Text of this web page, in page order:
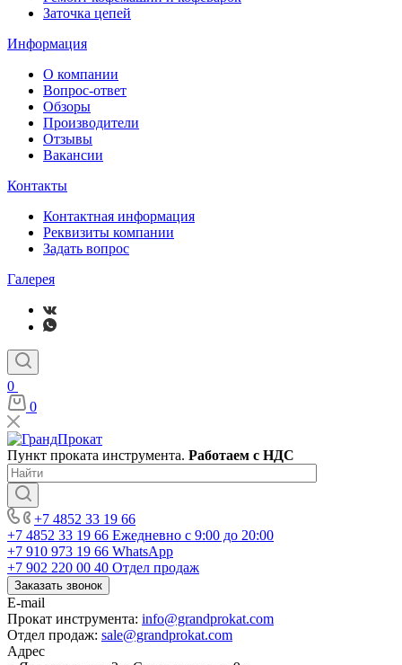
Заточка цепей
Информация
О компании
Вопрос-ответ
Обзоры
Производители
Отзывы
Вакансии
Контакты
Контактная информация
Реквизиты компании
Задать вопрос
Галерея
0
0
Пункт проката инструмента. Работаем с НДС
+7 4852 33 19 66
+7 4852 33 19 66 Ежедневно с 9:00 до 20:00
+7 910 973 19 66 WhatsApp
+7 902 220 00 40 Отдел продаж
Заказать звонок
E-mail
Прокат инструмента: info@grandprokat.com
Отдел продаж: sale@grandprokat.com
Адрес